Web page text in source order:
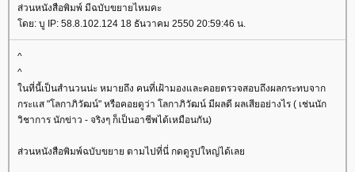
ส่วนหนังสือพิมพ์ มีฉบับขยายไหมคะ
ดย: บู IP: 58.8.102.124 18 ธันวาคม 2550 20:59:46 น.
^
^
นที่นี้เป็นสำนวนน่ะ หมายถึง คนที่เฝ้ามองและคอยตรวจสอบถึงผลกระทบจาก
กระแส "โลกาภิวัฒน์" หรือคอยดูว่า โลกาภิวัฒน์ มีผลดี ผลเสียอย่างไร ( เช่นนัก
วิชาการ นักข่าว - จริงๆ ก็เป็นอาชีพได้เหมือนกัน)
ส่วนหนังสือพิมพ์ฉบับขยาย ตามไปที่นี่ กดดูรูปใหญ่ได้เล